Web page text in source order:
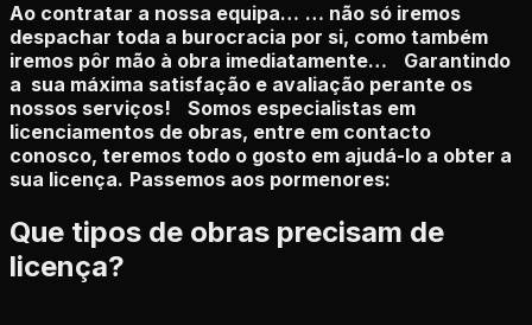
Ao contratar a nossa equipa… … não só iremos
despachar toda a burocracia por si, como também
iremos pôr mão à obra imediatamente…
Garantindo
a sua máxima satisfação e avaliação perante os
nossos serviços!
Somos especialistas em
licenciamentos de obras, entre em contacto
conosco, teremos todo o gosto em ajudá-lo a obter a
sua licença. Passemos aos pormenores:
Que tipos de obras precisam de
licença?